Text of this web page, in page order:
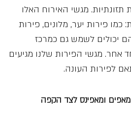
תזונתיות. מגשי האירוח האלו
כמו פירות יער, מלונים, פירות
יכולים לשמש גם כמרכז
אחר. מגשי הפירות שלנו מגיעים
לפירות העונה.
מאפים ומאפינס לצד הקפה